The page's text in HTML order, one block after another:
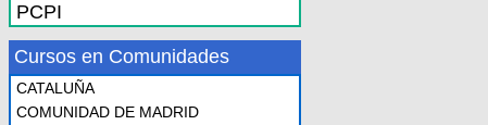
PCPI
Cursos en Comunidades
CATALUÑA
COMUNIDAD DE MADRID